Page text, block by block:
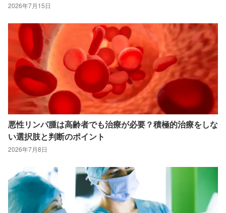
2026年7月15日
悪性リンパ腫は高齢者でも治療が必要？積極的治療をしな
い選択肢と判断のポイント
2026年7月8日